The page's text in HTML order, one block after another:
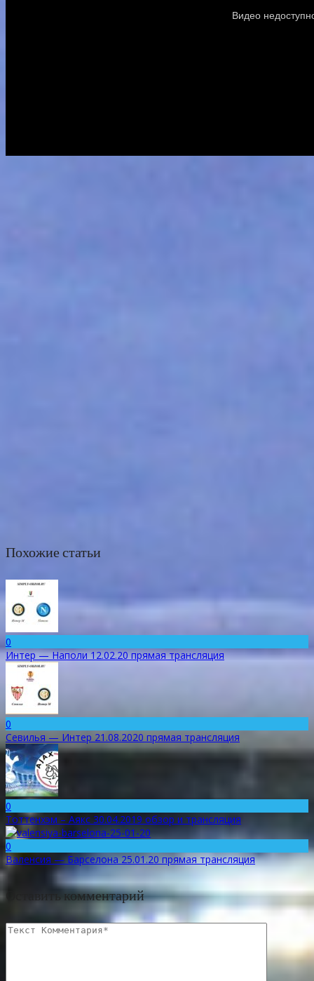
Похожие статьи
0
Интер — Наполи 12.02.20 прямая трансляция
0
Севилья — Интер 21.08.2020 прямая трансляция
0
Тоттенхэм – Аякс 30.04.2019 обзор и трансляция
0
Валенсия — Барселона 25.01.20 прямая трансляция
Оставить комментарий